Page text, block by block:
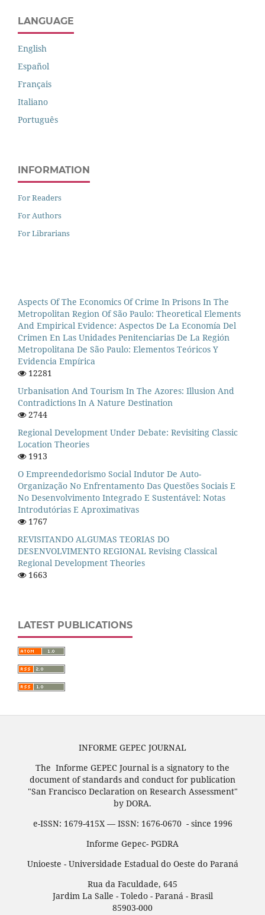
LANGUAGE
English
Español
Français
Italiano
Português
INFORMATION
For Readers
For Authors
For Librarians
Aspects Of The Economics Of Crime In Prisons In The
Metropolitan Region Of São Paulo: Theoretical Elements
And Empirical Evidence: Aspectos De La Economía Del
Crimen En Las Unidades Penitenciarias De La Región
Metropolitana De São Paulo: Elementos Teóricos Y
Evidencia Empírica
12281
Urbanisation And Tourism In The Azores: Illusion And
Contradictions In A Nature Destination
2744
Regional Development Under Debate: Revisiting Classic
Location Theories
1913
O Empreendedorismo Social Indutor De Auto-
Organização No Enfrentamento Das Questões Sociais E
No Desenvolvimento Integrado E Sustentável: Notas
Introdutórias E Aproximativas
1767
REVISITANDO ALGUMAS TEORIAS DO
DESENVOLVIMENTO REGIONAL Revising Classical
Regional Development Theories
1663
LATEST PUBLICATIONS
INFORME GEPEC JOURNAL
The Informe GEPEC Journal is a signatory to the
document of standards and conduct for publication
"San Francisco Declaration on Research Assessment"
by DORA.
e-ISSN: 1679-415X — ISSN: 1676-0670 - since 1996
Informe Gepec- PGDRA
Unioeste - Universidade Estadual do Oeste do Paraná
Rua da Faculdade, 645
Jardim La Salle - Toledo - Paraná - Brasil
85903-000